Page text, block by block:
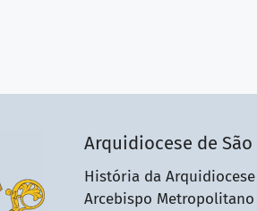
Arquidiocese de São
História da Arquidiocese
Arcebispo Metropolitano